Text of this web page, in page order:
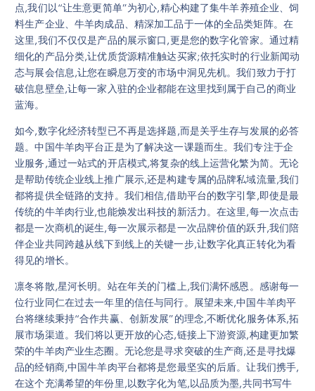
点,我们以“让生意更简单”为初心,精心构建了集牛羊养殖企业、饲
料生产企业、牛羊肉成品、精深加工品于一体的全品类矩阵。在
这里,我们不仅仅是产品的展示窗口,更是您的数字化管家。通过精
细化的产品分类,让优质货源精准触达买家;依托实时的行业新闻动
态与展会信息,让您在瞬息万变的市场中洞见先机。我们致力于打
破信息壁垒,让每一家入驻的企业都能在这里找到属于自己的商业
蓝海。
如今,数字化经济转型已不再是选择题,而是关乎生存与发展的必答
题。中国牛羊肉平台正是为了解决这一课题而生。我们专注于企
业服务,通过一站式的开店模式,将复杂的线上运营化繁为简。无论
是帮助传统企业线上推广展示,还是构建专属的品牌私域流量,我们
都将提供全链路的支持。我们相信,借助平台的数字引擎,即使是最
传统的牛羊肉行业,也能焕发出科技的新活力。在这里,每一次点击
都是一次商机的诞生,每一次展示都是一次品牌价值的跃升,我们陪
伴企业共同跨越从线下到线上的关键一步,让数字化真正转化为看
得见的增长。
凛冬将散,星河长明。站在年关的门槛上,我们满怀感恩。感谢每一
位行业同仁在过去一年里的信任与同行。展望未来,中国牛羊肉平
台将继续秉持“合作共赢、创新发展”的理念,不断优化服务体系,拓
展市场渠道。我们将以更开放的心态,链接上下游资源,构建更加繁
荣的牛羊肉产业生态圈。无论您是寻求突破的生产商,还是寻找爆
品的经销商,中国牛羊肉平台都将是您最坚实的后盾。让我们携手,
在这个充满希望的年份里,以数字化为笔,以品质为墨,共同书写牛